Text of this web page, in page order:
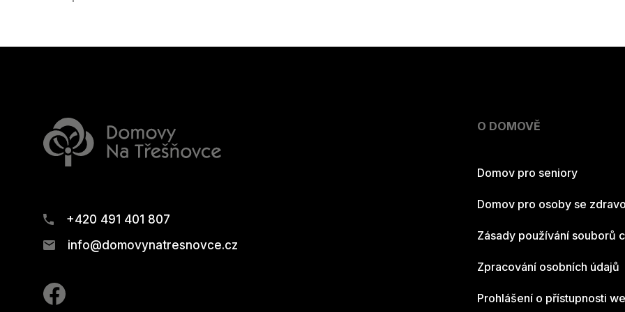
+420 491 401 807
info@domovynatresnovce.cz
O DOMOVĚ
Domov pro seniory
Domov pro osoby se
Zásady používání souborů
Zpracování osobních údajů
Prohlášení o přístupnosti